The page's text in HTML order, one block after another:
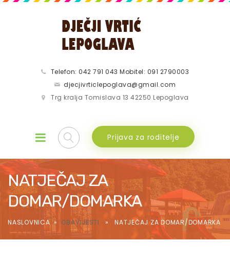
Telefon: 042 791 043 Mobitel: 091 2790003
djecjivrticlepoglava@gmail.com
Trg kralja Tomislava 13 42250 Lepoglava
Prijava za roditelje
NATJEČAJ ZA
DOMAR/DOMARKA
NASLOVNICA » OBAVIJESTI » NATJEČAJ ZA DOMAR/DOMARKA